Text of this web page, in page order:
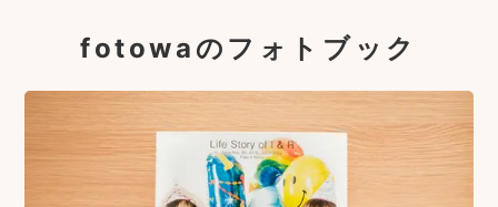
fotowaのフォトブック